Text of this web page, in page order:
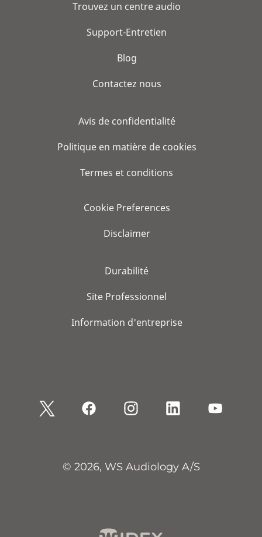
Trouvez un centre audio
Support-Entretien
Blog
Contactez nous
Avis de confidentialité
Politique en matière de cookies
Termes et conditions
Cookie Preferences
Disclaimer
Durabilité
Site Professionnel
Information d'entreprise
© 2026, WS Audiology A/S